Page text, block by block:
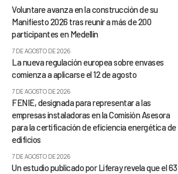
Voluntare avanza en la construcción de su
Manifiesto 2026 tras reunir a más de 200
participantes en Medellín
7 DE AGOSTO DE 2026
La nueva regulación europea sobre envases
comienza a aplicarse el 12 de agosto
7 DE AGOSTO DE 2026
FENIE, designada para representar a las
empresas instaladoras en la Comisión Asesora
para la certificación de eficiencia energética de
edificios
7 DE AGOSTO DE 2026
Un estudio publicado por Liferay revela que el 63